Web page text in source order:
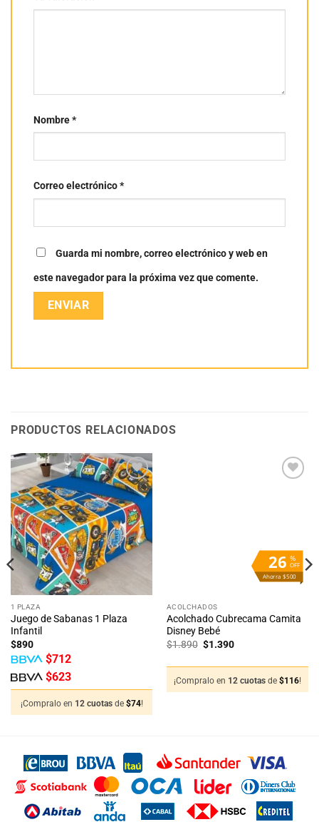
Nombre*
Correo electrónico*
Guarda mi nombre, correo electrónico y web en
este navegador para la próxima vez que comente.
PRODUCTOS RELACIONADOS
Añadir
a la
lista
de
deseos
1 PLAZA
Juego de Sabanas 1 Plaza
Infantil
$890
$712
$623
¡Compralo en 12 cuotas de $74!
%
OFF
26
Ahorra $500
ACOLCHADOS
Acolchado Cubrecama Camita
Disney Bebé
$1.890 El
$1.890.
$1.390El
$1.390.
¡Compralo en 12 cuotas de $116!